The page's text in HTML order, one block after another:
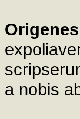
Origenes
a nobis